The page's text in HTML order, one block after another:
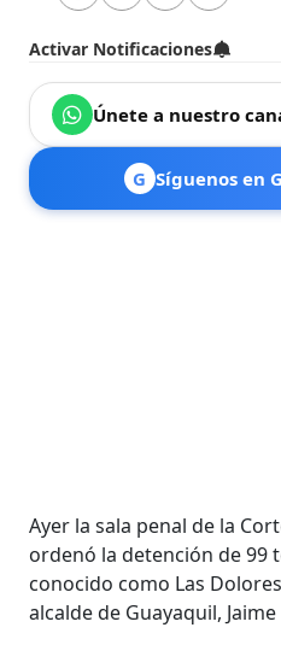
Activar Notificaciones
Únete a nuestro
G Síguenos en
Ayer la sala penal de la
ordenó la detención de 99
conocido como Las
alcalde de Guayaquil,